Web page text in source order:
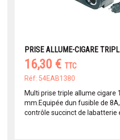
PRISE ALLUME-CIGARE
16,30 € TTC
Réf: 54EAB1380
Multi prise triple allume cigare
mm.Equipée dun fusible de
contrôle succinct de labatterie